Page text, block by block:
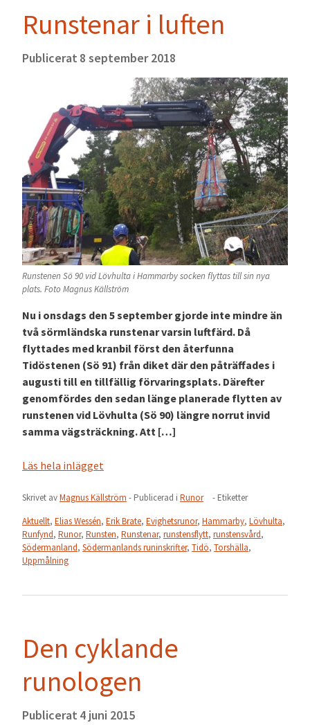
Runstenar i luften
Publicerat 8 september 2018
Runstenen Sö 90 vid Lövhulta i Hammarby socken flyttas till sin nya
plats. Foto Magnus Källström
Nu i onsdags den 5 september gjorde inte mindre än
två sörmländska runstenar varsin luftfärd. Då
flyttades med kranbil först den återfunna
Tidöstenen (Sö 91) från diket där den påträffades i
augusti till en tillfällig förvaringsplats. Därefter
genomfördes den sedan länge planerade flytten av
runstenen vid Lövhulta (Sö 90) längre norrut invid
samma vägsträckning. Att […]
Läs hela inlägget
Skrivet avMagnus Källström - Publicerad i Runor
- Etiketter
Aktuellt, Elias Wessén, Erik Brate, Evighetsrunor, Hammarby, Lövhulta,
Runfynd, Runor, Runsten, Runstenar, runstensflytt, runstensvård,
Södermanland, Södermanlands runinskrifter, Tidö, Torshälla,
Uppmålning
Den cyklande
runologen
Publicerat 4 juni 2015